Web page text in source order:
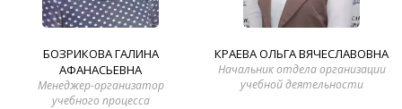
БОЗРИКОВА ГАЛИНА
АФАНАСЬЕВНА
Менеджер-организатор
учебного процесса
КРАЕВА ОЛЬГА ВЯЧЕСЛАВОВНА
Начальник отдела организации
учебной деятельности